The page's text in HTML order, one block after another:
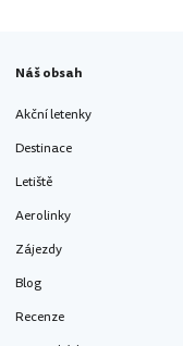
Náš obsah
Akční letenky
Destinace
Letiště
Aerolinky
Zájezdy
Blog
Recenze